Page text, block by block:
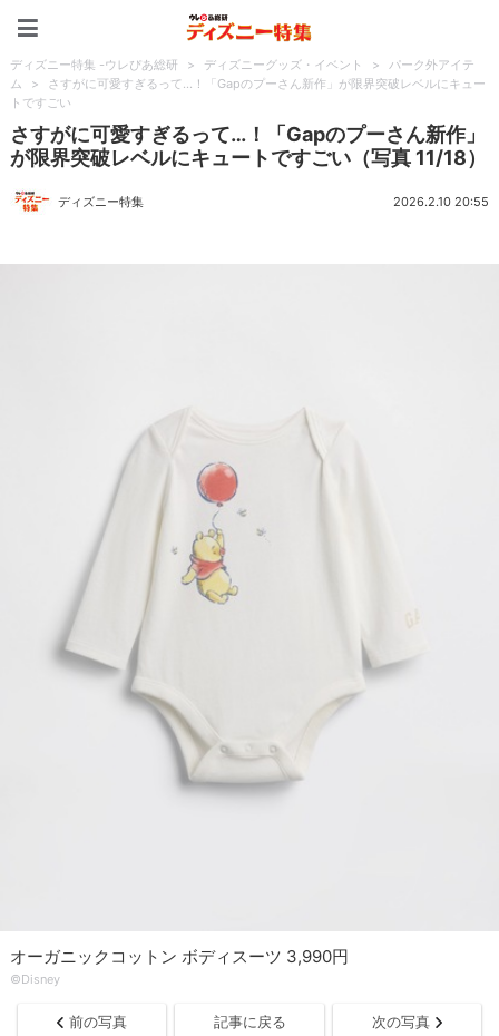
ディズニー特集 -ウレぴあ総研 > ディズニーグッズ・イベント >
パーク外アイテ
ム
>
さすがに可愛すぎるって…！「Gapのプーさん新作」が限界突破レベルにキュー
トですごい
さすがに可愛すぎるって…！「Gapのプーさん新作」
が限界突破レベルにキュートですごい（写真 11/18）
ディズニー特集 2026.2.10 20:55
オーガニックコットン ボディスーツ 3,990円
©Disney
前の写真 記事に戻る 次の写真